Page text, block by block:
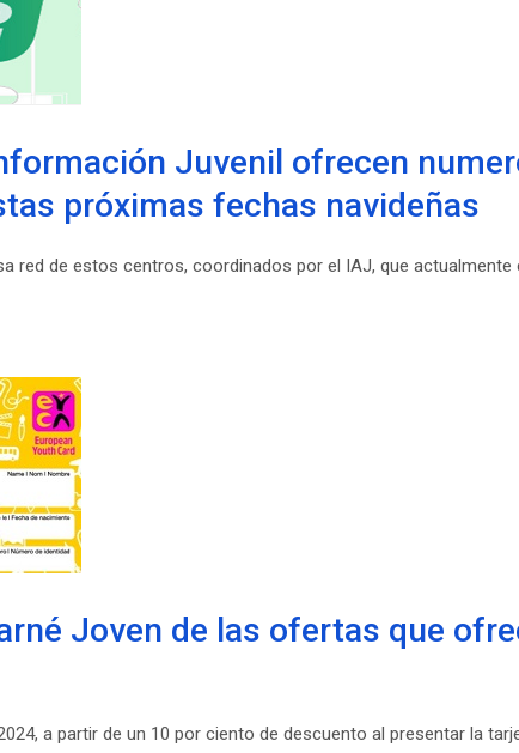
Juvenil ofrecen
próximas fechas navideñas
red de estos centros, coordinados por el IAJ, que
Joven de las ofertas que
a partir de un 10 por ciento de descuento al presentar la